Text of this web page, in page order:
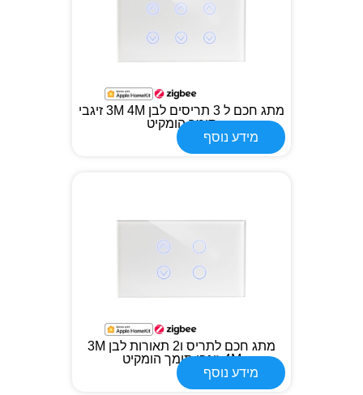
מתג חכם ל 3 תריסים לבן 3M 4M זיגבי
תומך הומקיט
מידע נוסף
מתג חכם לתריס ו2 תאורות לבן 3M
4M זיגבי תומך הומקיט
מידע נוסף